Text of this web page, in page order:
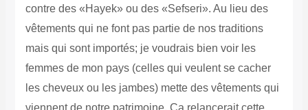
contre des «Hayek» ou des «Sefseri». Au lieu des
vêtements qui ne font pas partie de nos traditions
mais qui sont importés; je voudrais bien voir les
femmes de mon pays (celles qui veulent se cacher
les cheveux ou les jambes) mette des vêtements qui